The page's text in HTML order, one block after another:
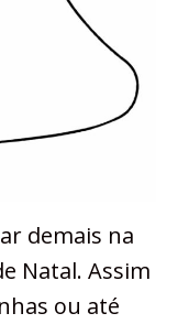
demais na
Natal. Assim
ou até